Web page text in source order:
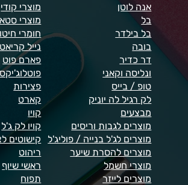
מוצרי קודי
מוצרי
חומרי
נייל
פארם פוט
פוטלוג'יקס
פצירות
קארט
קויו
קויו לק ג'ל
קישוטים
ריהוט
ראשי שיוף
תפוח
אנה לוטן
בל
בל בילדר
בובה
דר כדיר
ונליסה וקאני
טופ / בייס
לק רגיל לה יוניק
מבצעים
מוצרים לגבות וריסים
מוצרים לג'ל בנייה / פוליג'ל
מוצרים להסרת שיער
מוצרי חשמל
מוצרים לייזר